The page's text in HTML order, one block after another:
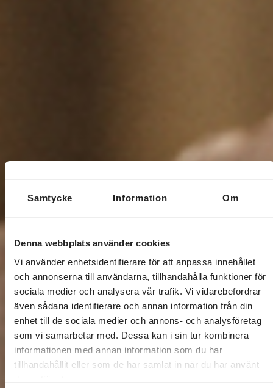
Samtycke Information Om
Denna webbplats använder cookies
Vi använder enhetsidentifierare för att anpassa innehållet
och annonserna till användarna, tillhandahålla funktioner för
sociala medier och analysera vår trafik. Vi vidarebefordrar
även sådana identifierare och annan information från din
enhet till de sociala medier och annons- och analysföretag
som vi samarbetar med. Dessa kan i sin tur kombinera
informationen med annan information som du har
tillhandahållit eller som de har samlat in när du har använt